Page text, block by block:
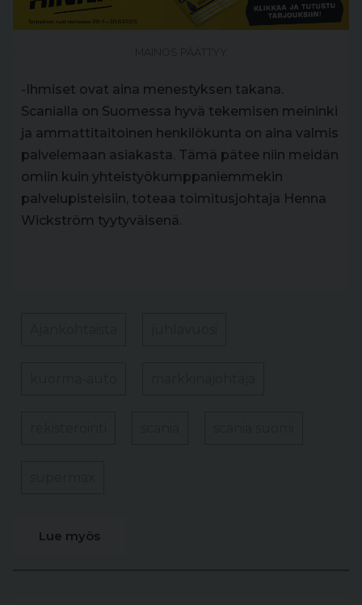
-Ihmiset ovat aina menestyksen takana.
Scanialla on Suomessa hyvä tekemisen meininki
ja ammattitaitoinen henkilökunta on aina valmis
palvelemaan asiakasta. Tämä pätee niin meidän
omiin kuin yhteistyökumppaniemmekin
palvelupisteisiin, toteaa toimitusjohtaja Henna
Wickström tyytyväisenä.
Lue myös